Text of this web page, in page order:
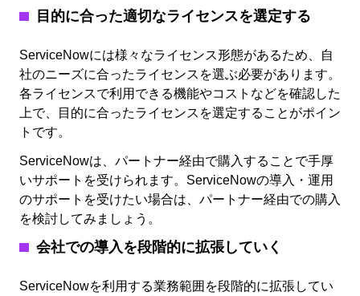
目的に合った適切なライセンスを選定する
ServiceNowには様々なライセンス形態があるため、自
社のニーズに合ったライセンスを選ぶ必要があります。
各ライセンスで利用できる機能やコストなどを確認した
上で、目的に合ったライセンスを選定することがポイン
トです。
ServiceNowは、パートナー経由で購入することで手厚
いサポートを受けられます。ServiceNowの導入・運用
のサポートを受けたい場合は、パートナー経由での購入
を検討してみましょう。
会社での導入を段階的に拡張していく
ServiceNowを利用する業務範囲を段階的に拡張してい